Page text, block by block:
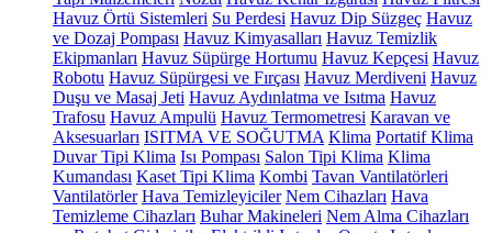
Havuz Örtü Sistemleri Su Perdesi Havuz Dip Süzgeç Havuz
ve Dozaj Pompası Havuz Kimyasalları Havuz Temizlik
Ekipmanları Havuz Süpürge Hortumu Havuz Kepçesi Havuz
Robotu Havuz Süpürgesi ve Fırçası Havuz Merdiveni Havuz
Duşu ve Masaj Jeti Havuz Aydınlatma ve Isıtma Havuz
Trafosu Havuz Ampulü Havuz Termometresi Karavan ve
Aksesuarları ISITMA VE SOĞUTMA Klima Portatif Klima
Duvar Tipi Klima Isı Pompası Salon Tipi Klima Klima
Kumandası Kaset Tipi Klima Kombi Tavan Vantilatörleri
Vantilatörler Hava Temizleyiciler Nem Cihazları Hava
Temizleme Cihazları Buhar Makineleri Nem Alma Cihazları